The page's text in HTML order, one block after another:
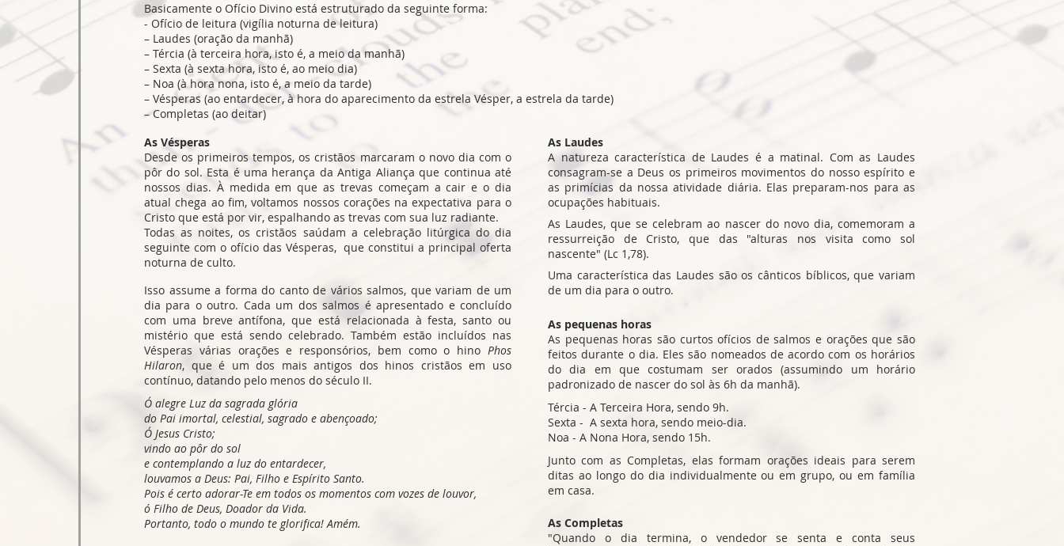
Basicamente o Ofício Divino está estruturado da seguinte forma:
- Ofício de leitura (vigília noturna de leitura)
– Laudes (oração da manhã)
– Tércia (à terceira hora, isto é, a meio da manhã)
– Sexta (à sexta hora, isto é, ao meio dia)
– Noa (à hora nona, isto é, a meio da tarde)
– Vésperas (ao entardecer, à hora do aparecimento da estrela Vésper, a estrela da tarde)
– Completas (ao deitar)
As Vésperas
Desde os primeiros tempos, os cristãos marcaram o novo dia com o
pôr do sol. Esta é uma herança da Antiga Aliança que continua até
nossos dias. À medida em que as trevas começam a cair e o dia
atual chega ao fim, voltamos nossos corações na expectativa para o
Cristo que está por vir, espalhando as trevas com sua luz radiante.
Todas as noites, os cristãos saúdam a celebração litúrgica do dia
seguinte com o ofício das Vésperas, que constitui a principal oferta
noturna de culto.
Isso assume a forma do canto de vários salmos, que variam de um
dia para o outro. Cada um dos salmos é apresentado e concluído
com uma breve antífona, que está relacionada à festa, santo ou
mistério que está sendo celebrado. Também estão incluídos nas
Vésperas várias orações e responsórios, bem como o hino Phos
Hilaron, que é um dos mais antigos dos hinos cristãos em uso
contínuo, datando pelo menos do século II.
Ó alegre Luz da sagrada glória
do Pai imortal, celestial, sagrado e abençoado;
Ó Jesus Cristo;
vindo ao pôr do sol
e contemplando a luz do entardecer,
louvamos a Deus: Pai, Filho e Espírito Santo.
Pois é certo adorar-Te em todos os momentos com vozes de louvor,
ó Filho de Deus, Doador da Vida.
Portanto, todo o mundo te glorifica! Amém.
As Laudes
A natureza característica de Laudes é a matinal. Com as Laudes
consagram-se a Deus os primeiros movimentos do nosso espírito e
as primícias da nossa atividade diária. Elas preparam-nos para as
ocupações habituais.
As Laudes, que se celebram ao nascer do novo dia, comemoram a
ressurreição de Cristo, que das "alturas nos visita como sol
nascente" (Lc 1,78).
Uma característica das Laudes são os cânticos bíblicos, que variam
de um dia para o outro.
As pequenas horas
As pequenas horas são curtos ofícios de salmos e orações que são
feitos durante o dia. Eles são nomeados de acordo com os horários
do dia em que costumam ser orados (assumindo um horário
padronizado de nascer do sol às 6h da manhã).
Tércia - A Terceira Hora, sendo 9h.
Sexta - A sexta hora, sendo meio-dia.
Noa - A Nona Hora, sendo 15h.
Junto com as Completas, elas formam orações ideais para serem
ditas ao longo do dia individualmente ou em grupo, ou em família
em casa.
As Completas
"Quando o dia termina, o vendedor se senta e conta seus